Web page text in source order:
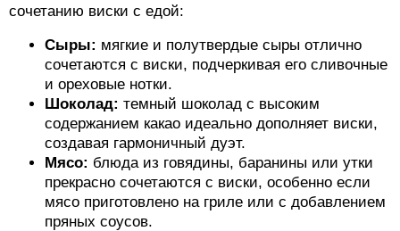
сочетанию виски с едой:
Сыры: мягкие и полутвердые сыры отлично
сочетаются с виски, подчеркивая его сливочные
и ореховые нотки.
Шоколад: темный шоколад с высоким
содержанием какао идеально дополняет виски,
создавая гармоничный дуэт.
Мясо: блюда из говядины, баранины или утки
прекрасно сочетаются с виски, особенно если
мясо приготовлено на гриле или с добавлением
пряных соусов.